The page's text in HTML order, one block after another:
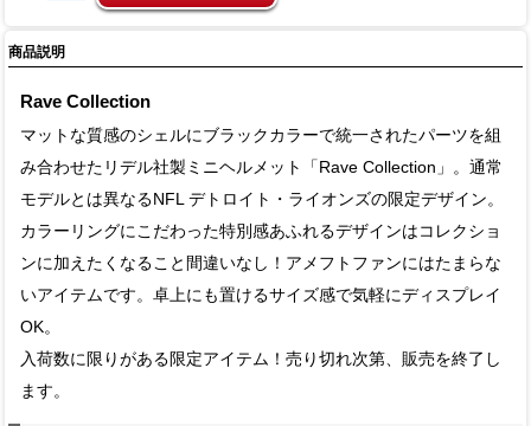
商品説明
Rave Collection
マットな質感のシェルにブラックカラーで統一されたパーツを組
み合わせたリデル社製ミニヘルメット「Rave Collection」。通常
モデルとは異なるNFL デトロイト・ライオンズの限定デザイン。
カラーリングにこだわった特別感あふれるデザインはコレクショ
ンに加えたくなること間違いなし！アメフトファンにはたまらな
いアイテムです。卓上にも置けるサイズ感で気軽にディスプレイ
OK。
入荷数に限りがある限定アイテム！売り切れ次第、販売を終了し
ます。